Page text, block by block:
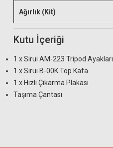
Ağırlık (Kit)
Kutu İçeriği
1 x Sirui AM-223 Tripod Ayakları
1 x Sirui B-00K Top Kafa
1 x Hızlı Çıkarma Plakası
Taşıma Çantası